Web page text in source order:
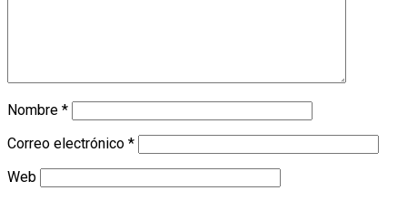
Nombre *
Correo electrónico *
Web